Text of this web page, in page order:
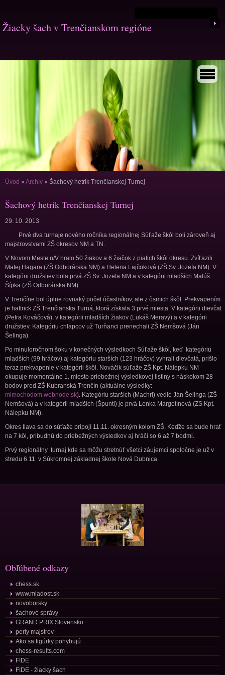
Žiacky šach v Trenčianskom regióne
Úvod » Archív » Šachový hetrik Trenčianskej Turnej
Šachový hetrik Trenčianskej Turnej
29. 10. 2013
Prvé dva turnaje nového ročníka regionálnej Súťaže škôl boli zároveň aj
majstrovstvami ZŠ okresov NM a TN.
V Novom Meste n/V hralo 50 žiakov a 6 žiačok z piatich škôl okresu. Zvíťazili
Matej Hagara (ZŠ Odborárska NM) a Helena Lajčoková (ZŠ Sv. Jozefa NM). V
kategórii družstiev bola prvá ZŠ Sv. Jozefa NM a v kategórii mladších Matúš
Šípka (ZŠ Odborárska NM).
V Trenčíne bol úplne rovnaký počet účastníkov, ale z ôsmich škôl. Prekvapením
je hattrick ZŠ Trenčianska Turná, ktorá získala 3 prvé miesta. V kategórii dievčat
(Petra Kováčová), v kategórii mladších žiakov (Lukáš Meravý) a v kategórii
družstiev. Kategóriu chlapcov už Turňanci prenechali ZŠ Nemšová (Ján
Šelinga).
Po minuloročnom šoku v konečných výsledkoch Súťaže škôl, keď kategóriu
mladších (99 hráčov) aj kategóriu starších (123 hráčov) vyhrali dievčatá, prišlo
teraz prekvapenie v kategórii škôl. Nováčik súťaže ZŠ Kpt. Nálepku NM
okupuje momentálne 1. miesto priebežnej výsledkovej listiny s náskokom 28
bodov pred ZŠ Kubranská Trenčín (aktuálne výsledky:
mimochodom.webnode.sk). Kategóriu starších (Machri) vedie Ján Šelinga (ZŠ
Nemšová) a v kategórii mladších (Špunti) je prvá Lenka Margetínová (ZS Kpt.
Nálepku NM).
Okres Ilava sa do súťaže pripojí 11.11. okresným kolom ZŠ. Keďže sa bude hrať
na 7 kôl, pribudnú do priebežných výsledkov aj hráči so 6 až 7 bodmi.
Prvý regionálny turnaj kde sa môžu stretnúť všetci záujemci spoločne je už v
stredu 6.11. v Súkromnej základnej škole Nová Dubnica.
Obľúbené odkazy
chess.sk
www.mladost.sk
novoborsky
šachové správy
GRAND PRIX Slovensko
perly majstrov
Ako sa figúrky pohybujú
chess-results.com
FIDE
FIDE - žiacky šach